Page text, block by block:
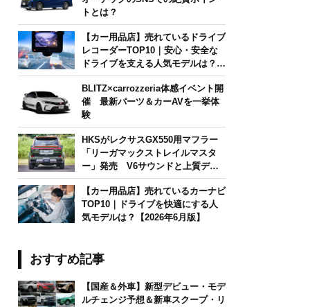
トとは？
【カー用品店】売れているドライブ
レコーダーTOP10｜安心・安全な
ドライブを支える人気モデルは？
【2026年6月版】
BLITZ×carrozzeria体感イベント開
催 最新パーツ＆カーAVを一挙体
験
HKSがレクサスGX550用マフラー
「リーガマックストレイルマスタ
ー」発売 V6サウンドと上質デザ
インを両立
【カー用品店】売れているカーナビ
TOP10｜ドライブを快適にする人
気モデルは？【2026年6月版】
おすすめ記事
【国産＆外車】新型デビュー・モデ
ルチェンジ予想＆新車スクープ・リ